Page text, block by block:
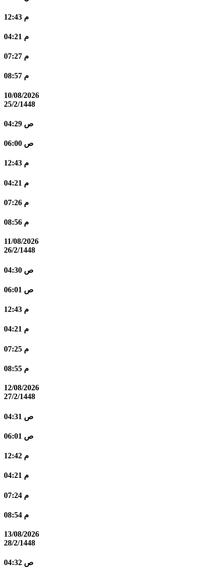
12:43 م
04:21 م
07:27 م
08:57 م
10/08/2026
25/2/1448
04:29 ص
06:00 ص
12:43 م
04:21 م
07:26 م
08:56 م
11/08/2026
26/2/1448
04:30 ص
06:01 ص
12:43 م
04:21 م
07:25 م
08:55 م
12/08/2026
27/2/1448
04:31 ص
06:01 ص
12:42 م
04:21 م
07:24 م
08:54 م
13/08/2026
28/2/1448
04:32 ص